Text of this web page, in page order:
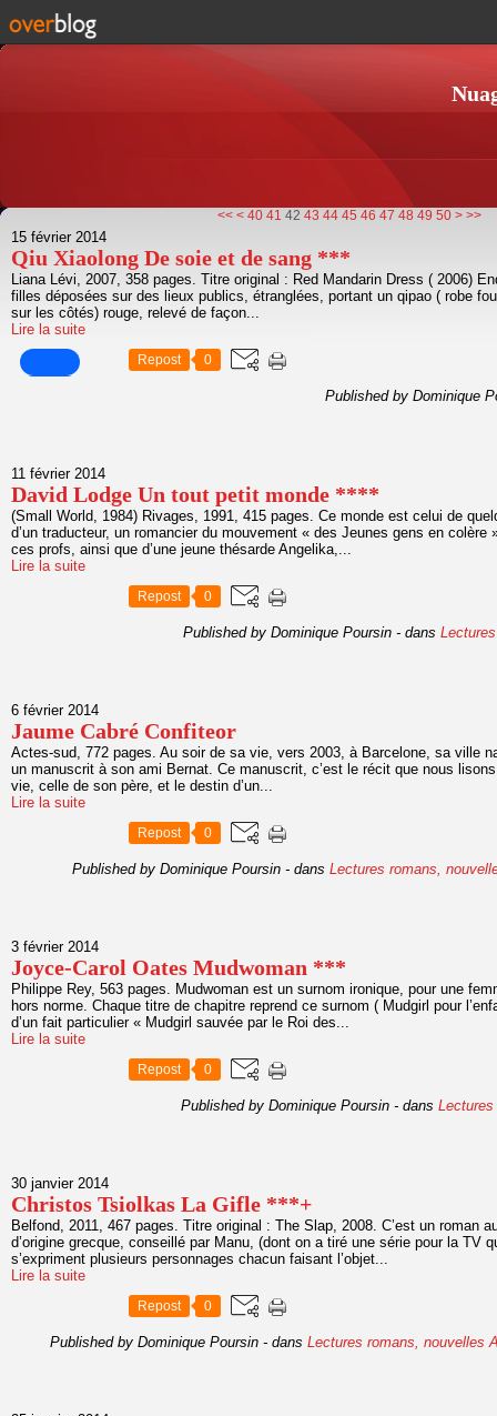
<< < 10
20
30
40 41 42 43 44 45 46 47 48 49 50 60
70
80
90
100
> >>
15 février 2014
Qiu Xiaolong De soie et de sang ***
Liana Lévi, 2007, 358 pages. Titre original : Red Mandarin Dress ( 2006)
filles déposées sur des lieux publics, étranglées, portant un qipao ( robe
sur les côtés) rouge, relevé de façon...
Lire la suite
Repost 0
Published by Dominique
11 février 2014
David Lodge Un tout petit monde ****
(Small World, 1984) Rivages, 1991, 415 pages. Ce monde est celui de
d’un traducteur, un romancier du mouvement « des Jeunes gens en colère
ces profs, ainsi que d’une jeune thésarde Angelika,...
Lire la suite
Repost 0
Published by Dominique Poursin - dans
6 février 2014
Jaume Cabré Confiteor
Actes-sud, 772 pages. Au soir de sa vie, vers 2003, à Barcelone, sa ville
un manuscrit à son ami Bernat. Ce manuscrit, c’est le récit que nous
vie, celle de son père, et le destin d’un...
Lire la suite
Repost 0
Published by Dominique Poursin - dans Lectures romans,
3 février 2014
Joyce-Carol Oates Mudwoman ***
Philippe Rey, 563 pages. Mudwoman est un surnom ironique, pour une
hors norme. Chaque titre de chapitre reprend ce surnom ( Mudgirl pour
d’un fait particulier « Mudgirl sauvée par le Roi des...
Lire la suite
Repost 0
Published by Dominique Poursin - dans
30 janvier 2014
Christos Tsiolkas La Gifle ***+
Belfond, 2011, 467 pages. Titre original : The Slap, 2008. C’est un roman
d’origine grecque, conseillé par Manu, (dont on a tiré une série pour la TV
s’expriment plusieurs personnages chacun faisant l’objet...
Lire la suite
Repost 0
Published by Dominique Poursin - dans Lectures romans, nouvelles